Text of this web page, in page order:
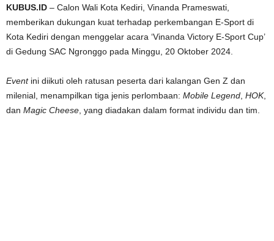
KUBUS.ID – Calon Wali Kota Kediri, Vinanda Prameswati,
memberikan dukungan kuat terhadap perkembangan E-Sport di
Kota Kediri dengan menggelar acara ‘Vinanda Victory E-Sport Cup’
di Gedung SAC Ngronggo pada Minggu, 20 Oktober 2024.
Eventini diikuti oleh ratusan peserta dari kalangan Gen Z dan
milenial, menampilkan tiga jenis perlombaan: Mobile Legend HOK,
dan Magic Cheese , yang diadakan dalam format individu dan tim.